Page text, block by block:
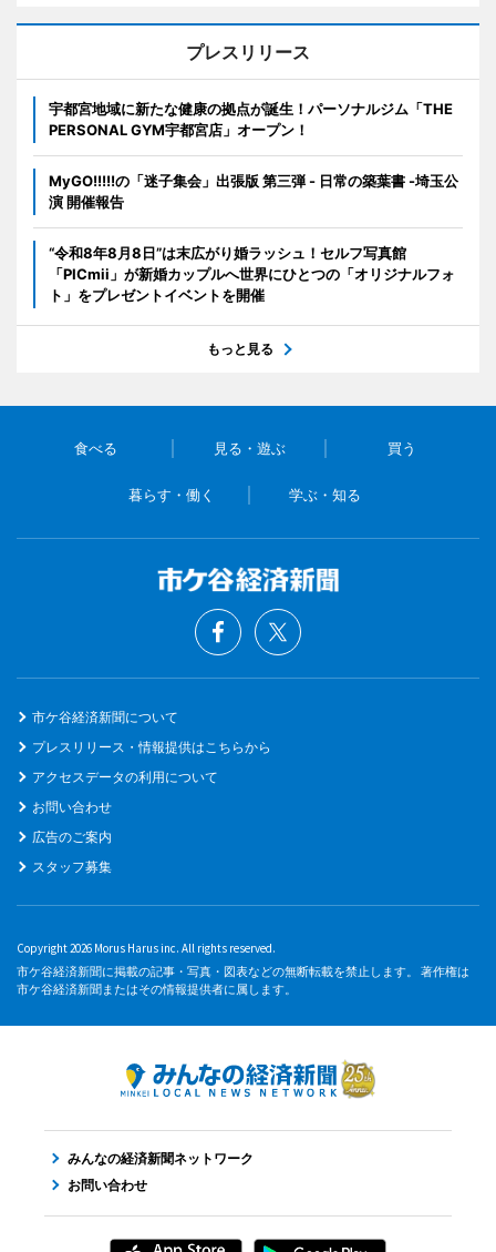
プレスリリース
宇都宮地域に新たな健康の拠点が誕生！パーソナルジム「THE
PERSONAL GYM宇都宮店」オープン！
MyGO!!!!!の「迷子集会」出張版 第三弾 - 日常の築葉書 -埼玉公
演 開催報告
“令和8年8月8日”は末広がり婚ラッシュ！セルフ写真館
「PICmii」が新婚カップルへ世界にひとつの「オリジナルフォ
ト」をプレゼントイベントを開催
もっと見る
食べる 見る・遊ぶ 買う
暮らす・働く 学ぶ・知る
市ケ谷経済新聞について
プレスリリース・情報提供はこちらから
アクセスデータの利用について
お問い合わせ
広告のご案内
スタッフ募集
Copyright 2026 Morus Harus inc. All rights reserved.
市ケ谷経済新聞に掲載の記事・写真・図表などの無断転載を禁止します。 著作権は
市ケ谷経済新聞またはその情報提供者に属します。
みんなの経済新聞ネットワーク
お問い合わせ